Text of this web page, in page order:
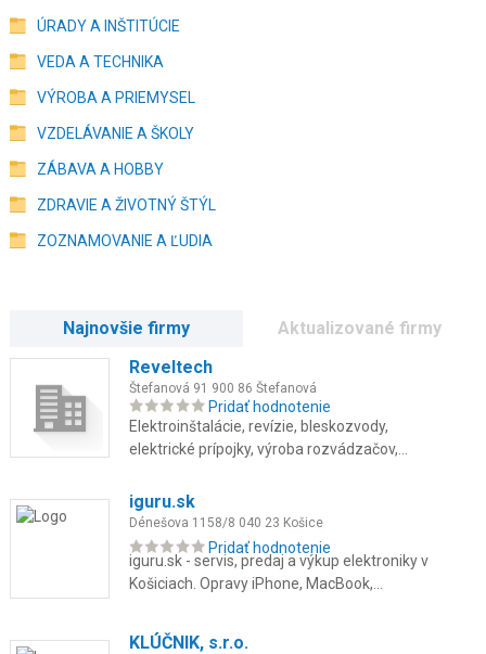
ÚRADY A INŠTITÚCIE
VEDA A TECHNIKA
VÝROBA A PRIEMYSEL
VZDELÁVANIE A ŠKOLY
ZÁBAVA A HOBBY
ZDRAVIE A ŽIVOTNÝ ŠTÝL
ZOZNAMOVANIE A ĽUDIA
Najnovšie firmy
Pridať hodnotenie
Reveltech
Štefanová 91 900 86 Štefanová
Elektroinštalácie, revízie, bleskozvody,
elektrické prípojky, výroba rozvádzačov,
Pridať hodnotenie
iguru.sk
Dénešova 1158/8 040 23 Košice
iguru.sk - servis, predaj a výkup elektroniky v
Košiciach. Opravy iPhone, MacBook,
zariadenia so zárukou až 24 ...
KLÚČNIK, s.r.o.
Aktualizované firmy